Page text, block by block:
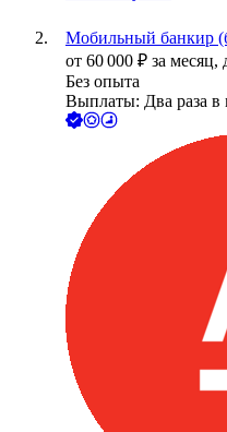
Мобильный банкир
от 60 000 ₽ за месяц,
Без опыта
Выплаты: Два раза в